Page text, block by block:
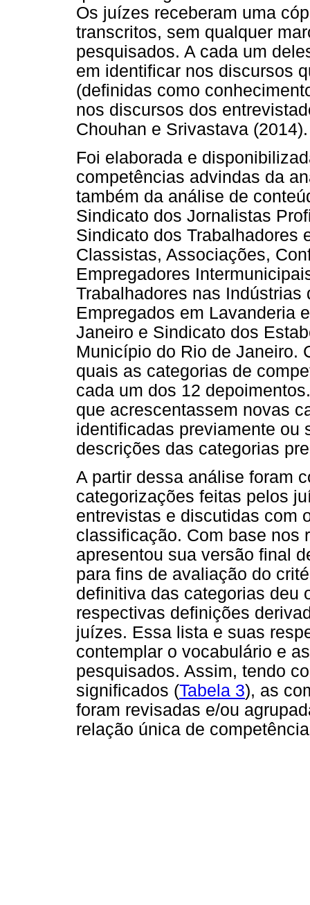
Os juízes receberam uma
transcritos, sem qualquer
pesquisados. A cada um
em identificar nos discursos
(definidas como
nos discursos dos
Chouhan e Srivastava (2014).
Foi elaborada e
competências advindas da
também da análise de
Sindicato dos Jornalistas
Sindicato dos Trabalhadores
Classistas, Associações,
Empregadores
Trabalhadores nas
Empregados em Lavanderia
Janeiro e Sindicato dos
Município do Rio de Janeiro.
quais as categorias de
cada um dos 12
que acrescentassem novas
identificadas previamente ou
descrições das categorias
A partir dessa análise foram
categorizações feitas pelos
entrevistas e discutidas com
classificação. Com base nos
apresentou sua versão final
para fins de avaliação do
definitiva das categorias deu
respectivas definições
juízes. Essa lista e suas
contemplar o vocabulário e
pesquisados. Assim, tendo
significados (Tabela 3), as
foram revisadas e/ou
relação única de